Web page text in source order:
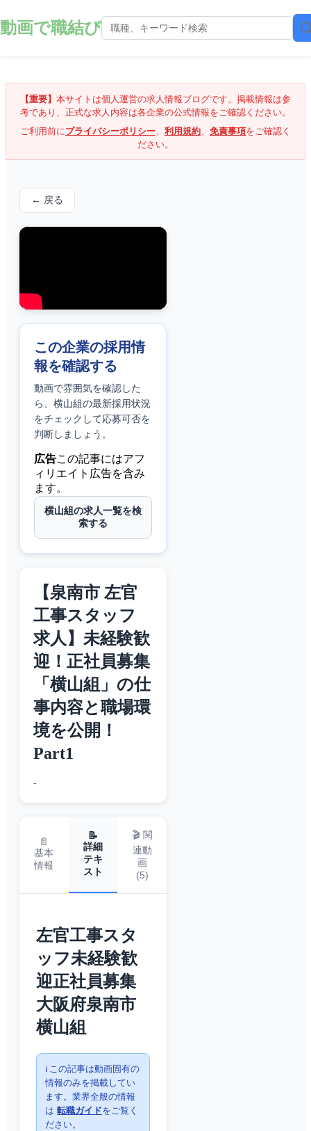
動画で職結び
【重要】 本サイトは個人運営の求人情報ブログです。掲載情報は参
考であり、正式な求人内容は各企業の公式情報をご確認ください。
ご利用前にプライバシーポリシー、 利用規約、 免責事項をご確認く
ださい。
← 戻る
この企業の採用情
報を確認する
動画で雰囲気を確認した
ら、 横山組 の最新採用状況
をチェックして応募可否を
判断しましょう。
広告この記事にはアフ
ィリエイト広告を含み
ます。
横山組の求人一覧を検
索する
【泉南市 左官
工事スタッフ
求人】未経験歓
迎！正社員募集
「横山組」の仕
事内容と職場環
境を公開！
Part1
-
📄
基本
情報
📝
詳細
テキ
スト
🎬 関
連動
画
(5)
左官工事スタ
ッフ未経験歓
迎正社員募集
大阪府泉南市
横山組
ℹ️ この記事は動画固有の
情報のみを掲載してい
ます。業界全般の情報
は 転職ガイドをご覧く
ださい。